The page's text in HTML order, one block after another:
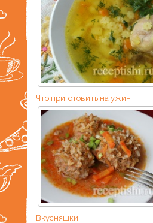
Что приготовить на ужин
Вкусняшки